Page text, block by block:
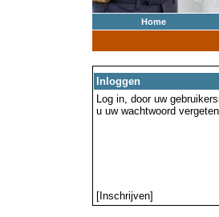
Home
Inloggen
Log in, door uw
u uw wachtwoord
[Inschrijven]